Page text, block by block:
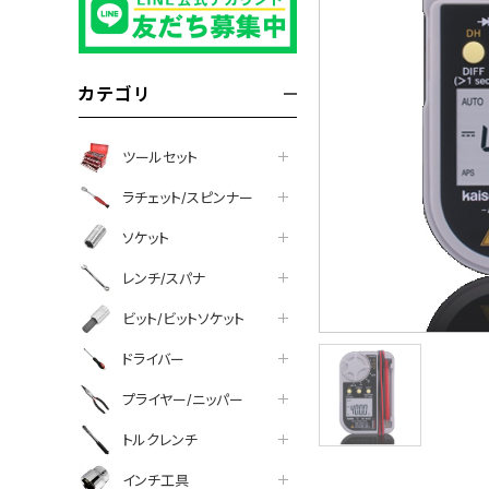
カテゴリ
ツールセット
ラチェット/スピンナー
ソケット
レンチ/スパナ
ビット/ビットソケット
ドライバー
プライヤー/ニッパー
トルクレンチ
インチ工具